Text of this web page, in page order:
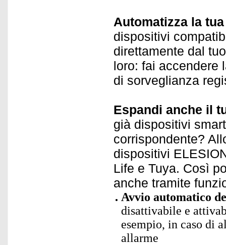
Automatizza la
dispositivi
direttamente dal
loro: fai accendere
di sorveglianza
Espandi anche il
già dispositivi
corrispondente?
dispositivi
Life e Tuya. Così
anche tramite
Avvio automatico
disattivabile e
esempio, in caso di
allarme